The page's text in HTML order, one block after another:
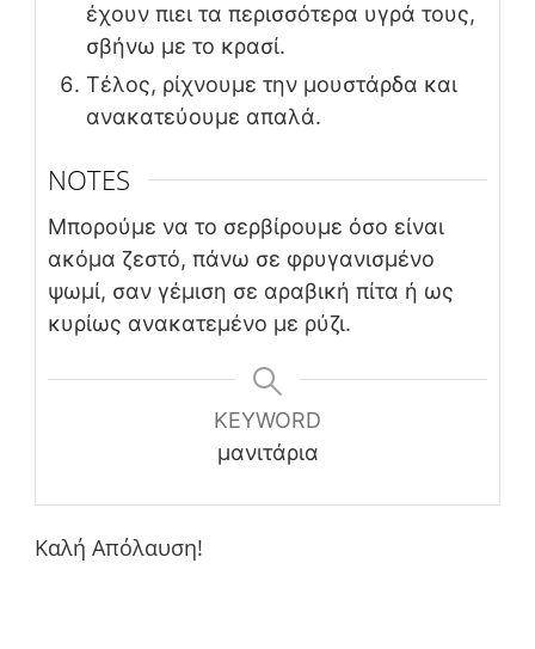
έχουν πιει τα περισσότερα υγρά τους,
σβήνω με το κρασί.
Τέλος, ρίχνουμε την μουστάρδα και
ανακατεύουμε απαλά.
NOTES
Μπορούμε να το σερβίρουμε όσο είναι
ακόμα ζεστό, πάνω σε φρυγανισμένο
ψωμί, σαν γέμιση σε αραβική πίτα ή ως
κυρίως ανακατεμένο με ρύζι.
KEYWORD
μανιτάρια
Καλή Απόλαυση!